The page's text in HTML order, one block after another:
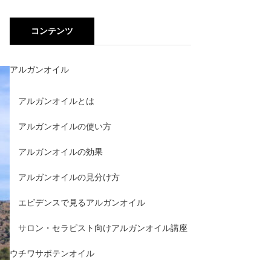
コンテンツ
アルガンオイル
アルガンオイルとは
アルガンオイルの使い方
アルガンオイルの効果
アルガンオイルの見分け方
エビデンスで見るアルガンオイル
サロン・セラピスト向けアルガンオイル講座
ウチワサボテンオイル